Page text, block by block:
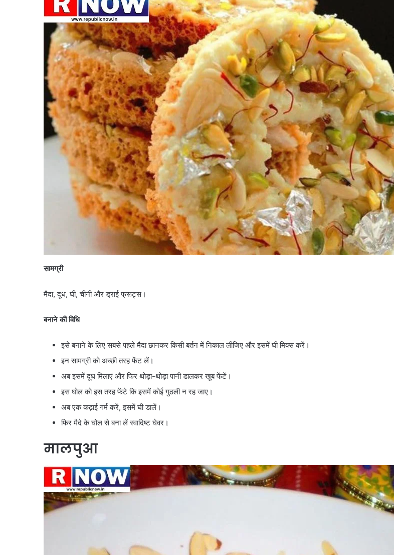
सामग्री
मैदा, दूध, घी, चीनी और ड्राई फ्रूट्स।
बनाने की विधि
इसे बनाने के लिए सबसे पहले मैदा छानकर किसी बर्तन में निकाल लीजिए और इसमें घी मिक्स करें।
इन सामग्री को अच्छी तरह फेंट लें।
अब इसमें दूध मिलाएं और फिर थोड़ा-थोड़ा पानी डालकर खूब फेंटें।
इस घोल को इस तरह फेंटे कि इसमें कोई गुठली न रह जाए।
अब एक कढ़ाई गर्म करें, इसमें घी डालें।
फिर मैदे के घोल से बना लें स्वादिष्ट घेवर।
मालपुआ